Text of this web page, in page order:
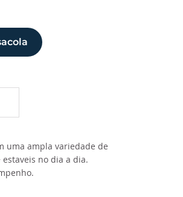
uma ampla variedade de
no dia a dia.